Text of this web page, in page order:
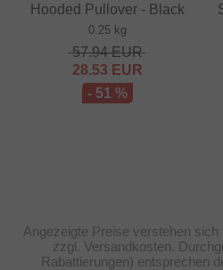
Hooded Pullover - Black
0.25 kg
57.94EUR
28.53 EUR
- 51 %
Angezeigte Preise verstehen
zzgl. Versandkosten.
Rabattierungen) entsprechen